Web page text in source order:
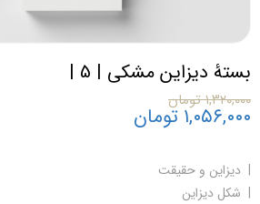
بستۀ دیزاین مشکی | 5 |
۱,۳۲۰,۰۰۰ تومان
۱,۰۵۶,۰۰۰ تومان
| دیزاین و حقیقت
| شکل دیزاین